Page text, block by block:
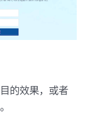
的效果，或者